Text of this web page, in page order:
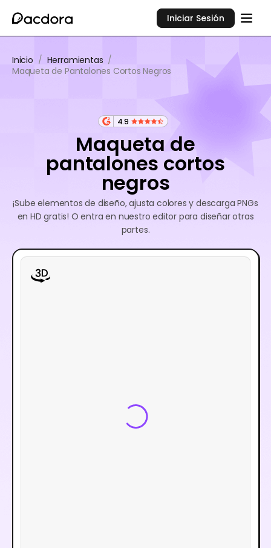
Iniciar Sesión
Inicio / Herramientas /
Maqueta de Pantalones Cortos Negros
4.9
Maqueta de
pantalones cortos
negros
¡Sube elementos de diseño, ajusta colores y descarga PNGs
en HD gratis! O entra en nuestro editor para diseñar otras
partes.